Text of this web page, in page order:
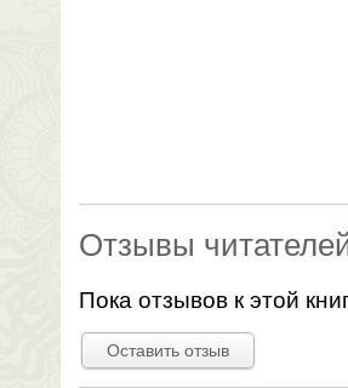
Отзывы
Пока отзывов к этой
Оставить отзыв